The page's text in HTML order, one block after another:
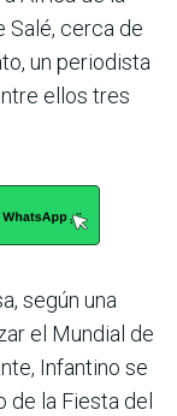
Salé, cerca de
un periodista
ellos tres
según una
el Mundial de
Infantino se
de la Fiesta del